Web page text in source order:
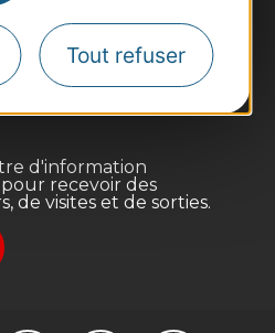
Tout refuser
d'information
recevoir des
de visites et de sorties.